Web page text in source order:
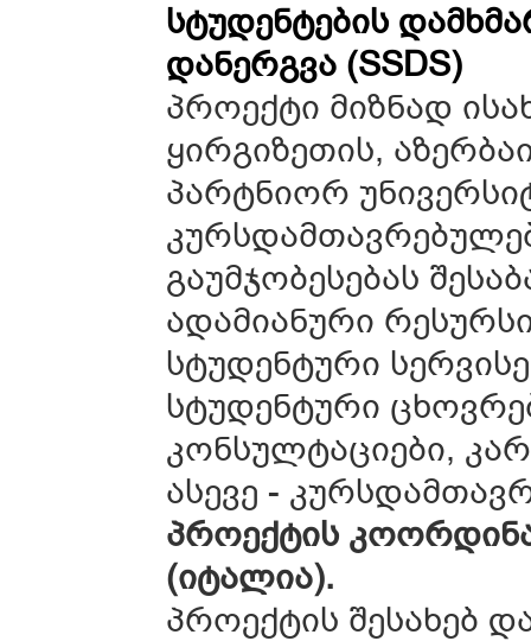
სტუდენტების
დანერგვა (SSDS)
პროექტი მიზნად
ყირგიზეთის,
პარტნიორ
გაუმჯობესებას
ადამიანური
სტუდენტური
სტუდენტური
კონსულტაციები,
ასევე -
პროექტის
(იტალია).
პროექტის შესახებ